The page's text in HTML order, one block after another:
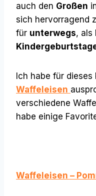
auch den Großen
sich hervorragend
für unterwegs, als
Ich habe für dieses
Waffeleisen
verschiedene
habe einige
Waffeleisen –